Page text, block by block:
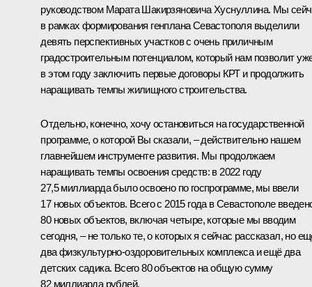
руководством Марата Шакирзяновича Хуснуллина. Мы
в рамках формирования генплана Севастополя выделили
девять перспективных участков с очень приличным
градостроительным потенциалом, который нам позволит
в этом году заключить первые договоры КРТ и продолжить
наращивать темпы жилищного строительства.
Отдельно, конечно, хочу остановиться на государственной
программе, о которой Вы сказали, – действительно нашем
главнейшем инструменте развития. Мы продолжаем
наращивать темпы освоения средств: в 2022 году
27,5 миллиарда было освоено по госпрограмме, мы ввели
17 новых объектов. Всего с 2015 года в Севастополе
80 новых объектов, включая четыре, которые мы вводим
сегодня, – не только те, о которых я сейчас рассказал, но
два физкультурно-оздоровительных комплекса и ещё два
детских садика. Всего 80 объектов на общую сумму
82 миллиарда рублей.